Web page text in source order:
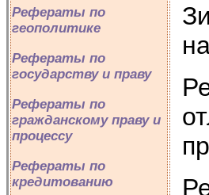
Рефераты по
геополитике
Рефераты по
государству и праву
Рефераты по
гражданскому праву и
процессу
Рефераты по
кредитованию